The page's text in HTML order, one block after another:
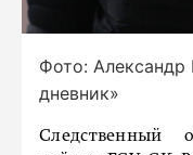
Фото: Александр
дневник»
Следственный